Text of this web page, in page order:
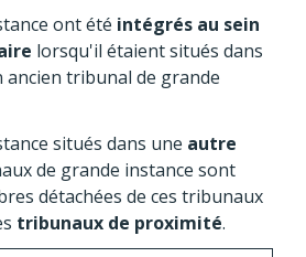
ont été intégrés au sein
lorsqu'il étaient situés dans
ancien tribunal de grande
situés dans une autre
de grande instance sont
détachées de ces tribunaux
tribunaux de proximité.